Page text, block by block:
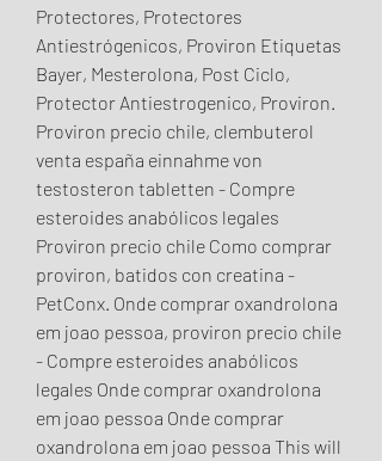
Protectores, Protectores
Antiestrógenicos, Proviron Etiquetas
Bayer, Mesterolona, Post Ciclo,
Protector Antiestrogenico, Proviron.
Proviron precio chile, clembuterol
venta españa einnahme von
testosteron tabletten - Compre
esteroides anabólicos legales
Proviron precio chile Como comprar
proviron, batidos con creatina -
PetConx. Onde comprar oxandrolona
em joao pessoa, proviron precio chile
- Compre esteroides anabólicos
legales Onde comprar oxandrolona
em joao pessoa Onde comprar
oxandrolona em joao pessoa This will